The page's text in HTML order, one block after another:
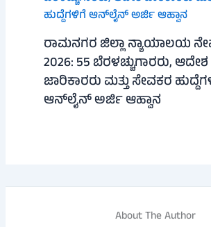
ರಾಮನಗರ ಜಿಲ್ಲಾ ನ್ಯಾಯಾಲಯ
2026: 55 ಬೆರಳಚ್ಚುಗಾರರು, ಆದೇಶ
ಜಾರಿಕಾರರು ಮತ್ತು ಸೇವಕರ
ಆನ್‌ಲೈನ್ ಅರ್ಜಿ ಆಹ್ವಾನ
About The Author